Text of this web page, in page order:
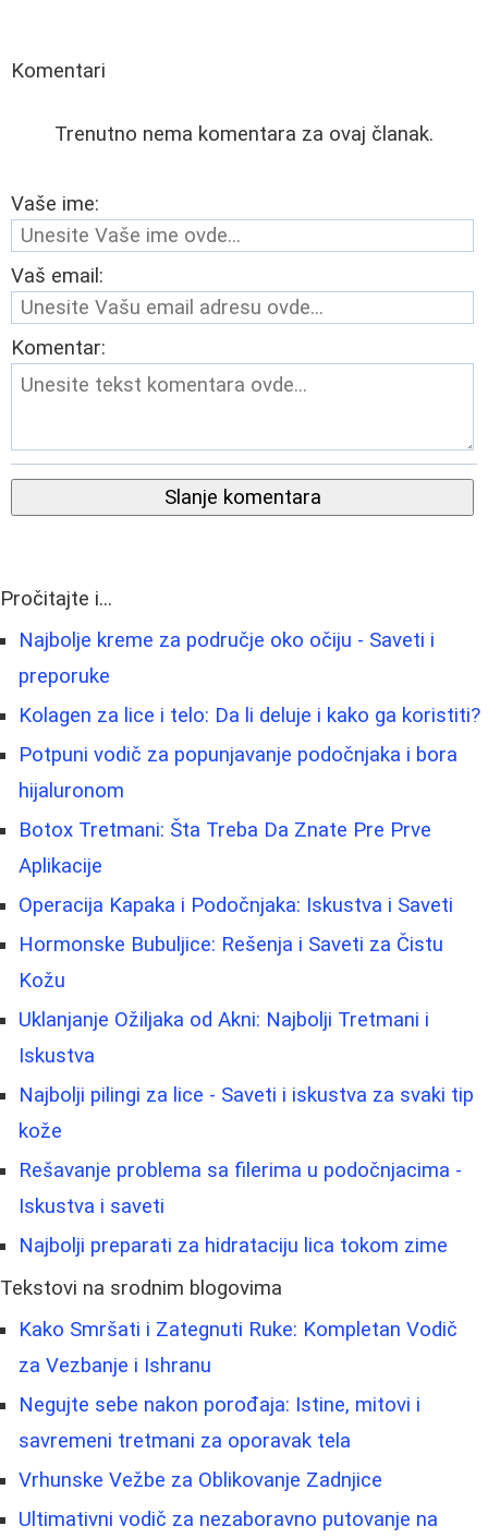
Komentari
Trenutno nema komentara za ovaj članak.
Vaše ime:
Vaš email:
Komentar:
Slanje komentara
Pročitajte i...
Najbolje kreme za područje oko očiju - Saveti i
preporuke
Kolagen za lice i telo: Da li deluje i kako ga koristiti?
Potpuni vodič za popunjavanje podočnjaka i bora
hijaluronom
Botox Tretmani: Šta Treba Da Znate Pre Prve
Aplikacije
Operacija Kapaka i Podočnjaka: Iskustva i Saveti
Hormonske Bubuljice: Rešenja i Saveti za Čistu
Kožu
Uklanjanje Ožiljaka od Akni: Najbolji Tretmani i
Iskustva
Najbolji pilingi za lice - Saveti i iskustva za svaki tip
kože
Rešavanje problema sa filerima u podočnjacima -
Iskustva i saveti
Najbolji preparati za hidrataciju lica tokom zime
Tekstovi na srodnim blogovima
Kako Smršati i Zategnuti Ruke: Kompletan Vodič
za Vezbanje i Ishranu
Negujte sebe nakon porođaja: Istine, mitovi i
savremeni tretmani za oporavak tela
Vrhunske Vežbe za Oblikovanje Zadnjice
Ultimativni vodič za nezaboravno putovanje na